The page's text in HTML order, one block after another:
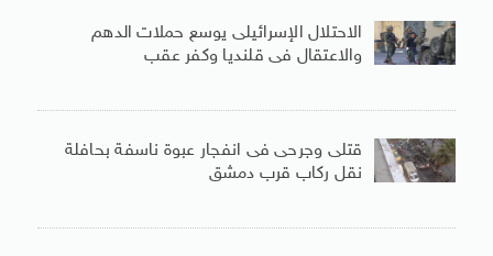
الاحتلال الإسرائيلى يوسع حملات الدهم
والاعتقال فى قلنديا وكفر عقب
قتلى وجرحى فى انفجار عبوة ناسفة بحافلة
نقل ركاب قرب دمشق